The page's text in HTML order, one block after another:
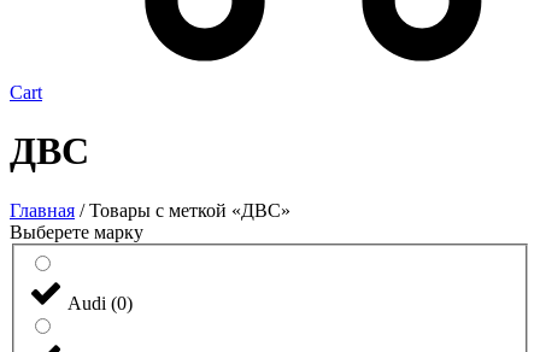
Cart
ДВС
Главная / Товары с меткой «ДВС»
Выберете марку
Audi (0)